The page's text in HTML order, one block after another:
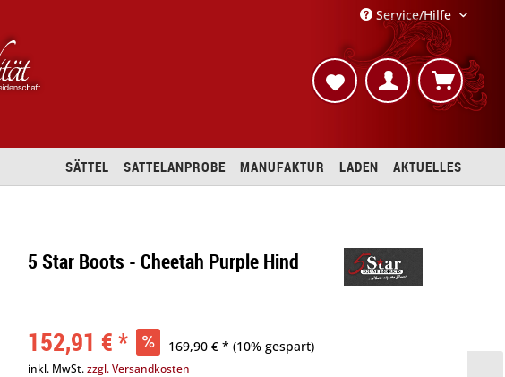
Service/Hilfe
AKTUELLES
LADEN
MANUFAKTUR
SATTELANPROBE
SÄTTEL
5 Star Boots - Cheetah Purple Hind
152,91 € * 169,90 € * (10% gespart)
inkl. MwSt.zzgl. Versandkosten